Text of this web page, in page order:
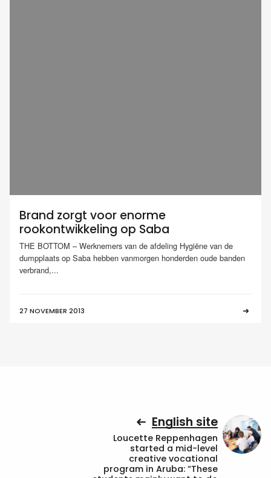
Brand zorgt voor enorme
rookontwikkeling op Saba
THE BOTTOM – Werknemers van de afdeling Hygiëne van de
dumpplaats op Saba hebben vanmorgen honderden oude banden
verbrand,...
27 NOVEMBER 2013
English site
Loucette Reppenhagen
started a mid-level
creative vocational
program in Aruba: “These